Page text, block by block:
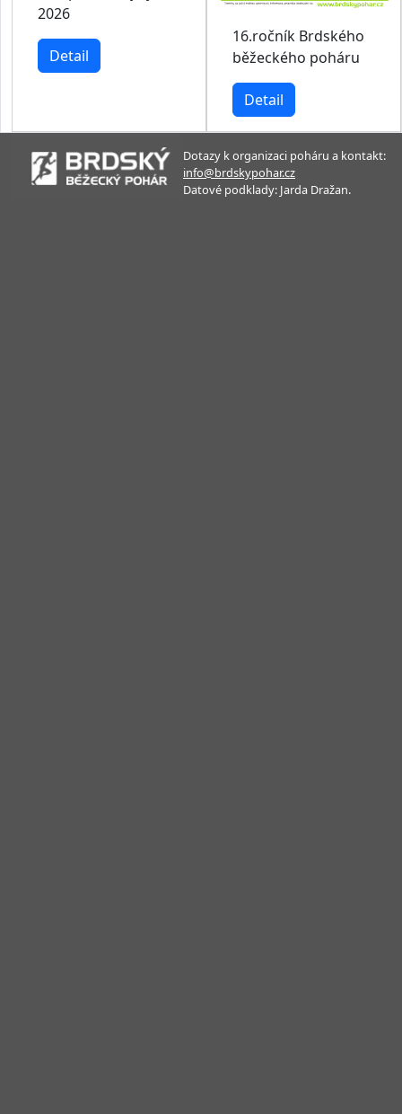
2026
Detail
16.ročník Brdského
běžeckého poháru
Detail
Dotazy k organizaci poháru a kontakt:
info@brdskypohar.cz
Datové podklady: Jarda Dražan.